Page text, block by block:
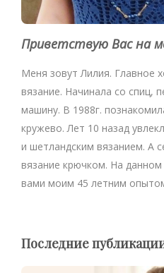
Приветствую Вас на
Меня зовут Лилия. Главное
вязание. Начинала со спиц,
машину. В 1988г.
кружево. Лет 10 назад
и шетландским вязанием. А
вязание крючком. На данном
вами моим 45 летним
Последние